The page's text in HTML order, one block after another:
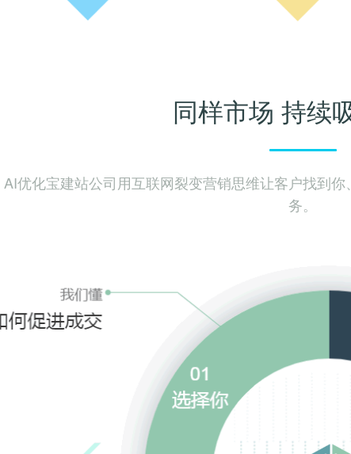
同样市场 持续
AI优化宝建站公司用互联网裂变营销思维让客户找到
务。